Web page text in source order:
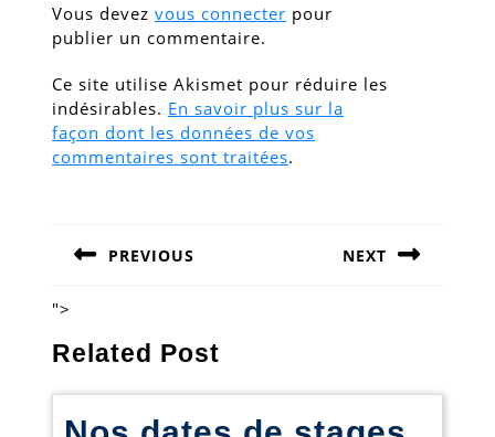
Vous devez vous connecter pour
publier un commentaire.
Ce site utilise Akismet pour réduire les
indésirables. En savoir plus sur la
façon dont les données de vos
commentaires sont traitées.
de
l’article
PREVIOUS
post:
NEXT
">
Related Post